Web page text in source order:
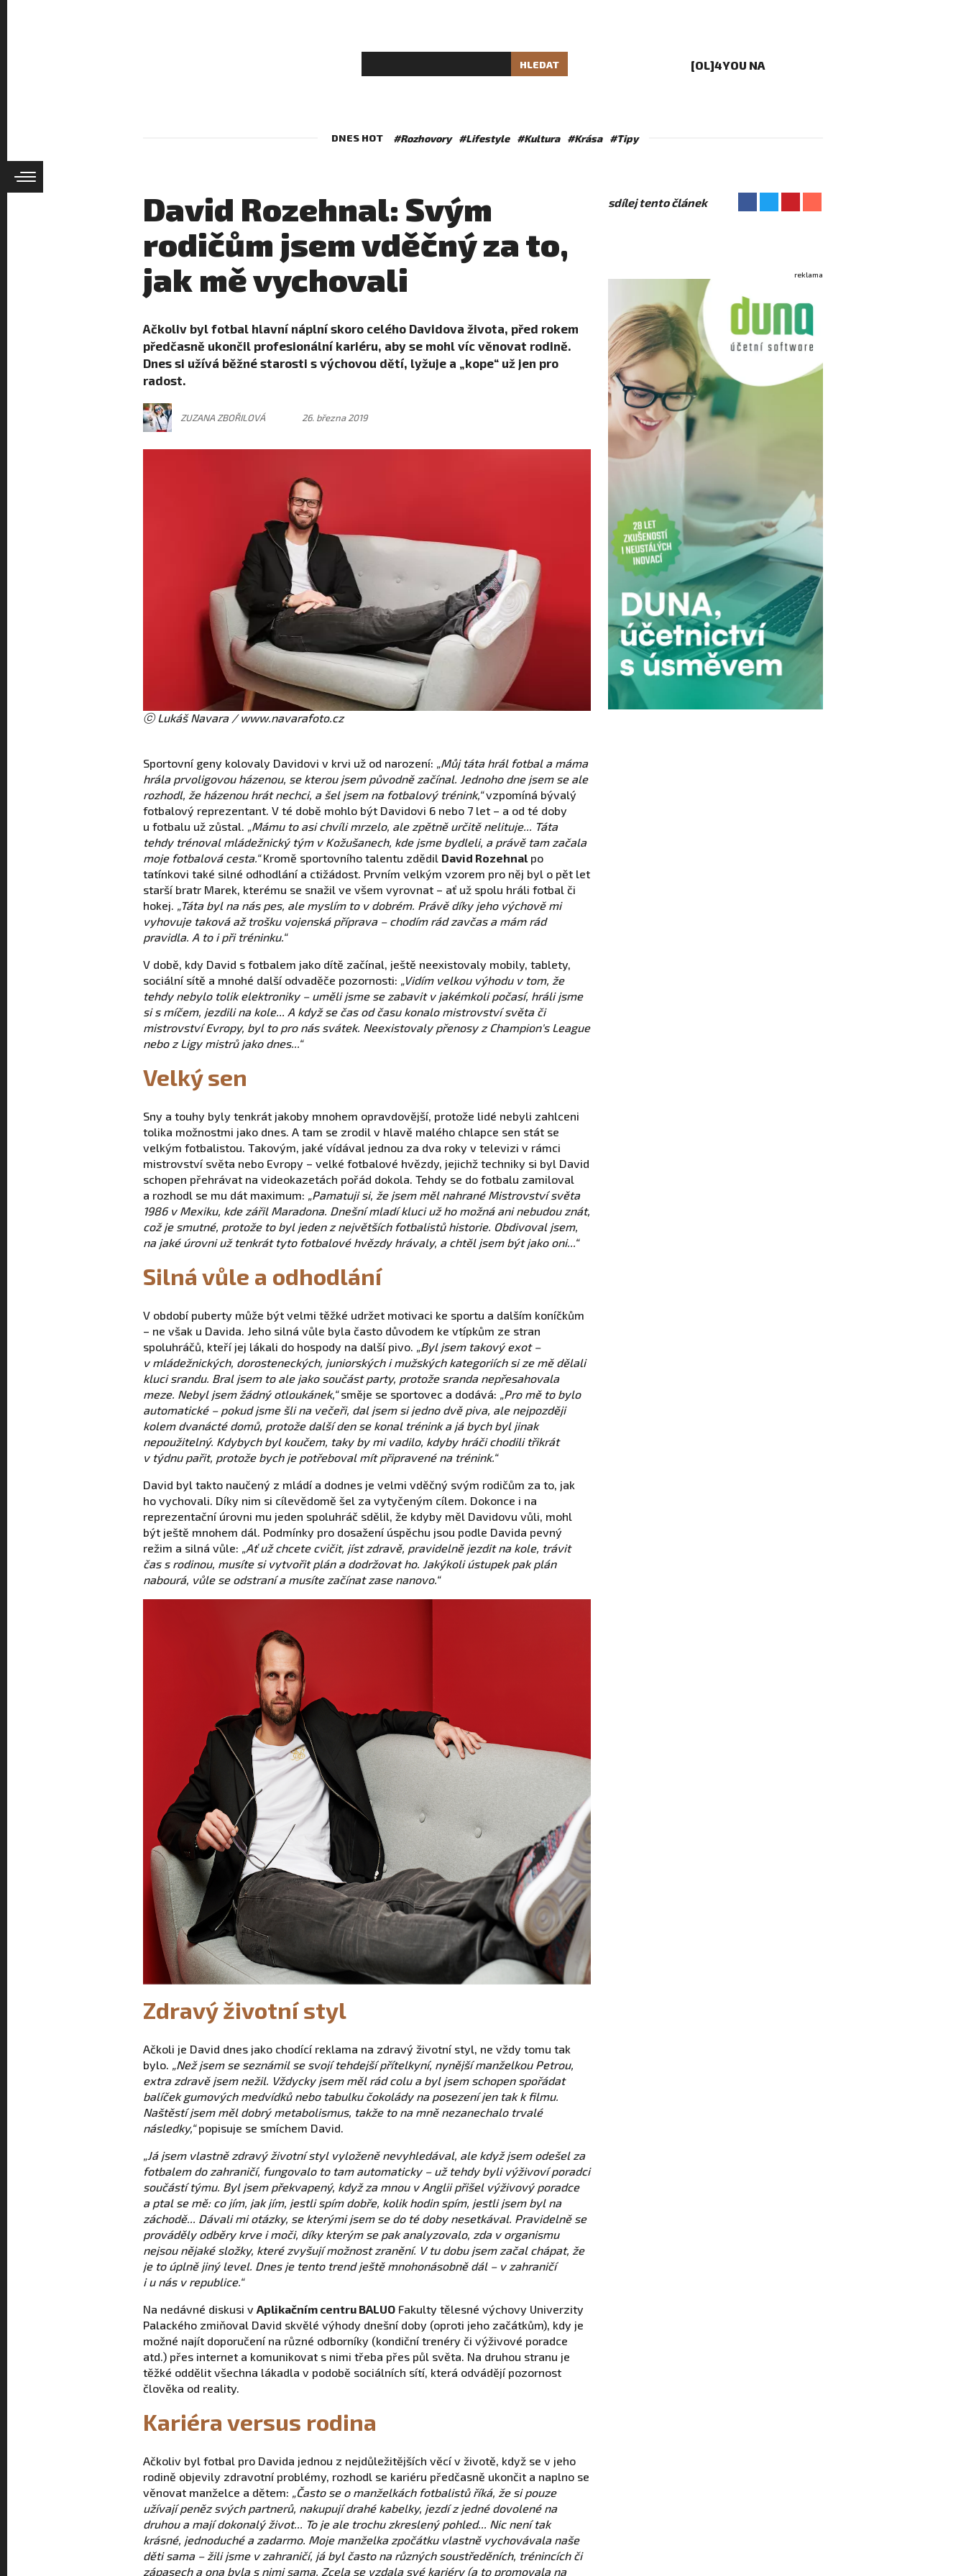
HLEDAT [OL]4YOU NA
DNES HOT #Rozhovory #Lifestyle #Kultura #Krása #Tipy
David Rozehnal: Svým
rodičům jsem vděčný za to,
jak mě vychovali
Ačkoliv byl fotbal hlavní náplní skoro celého Davidova života, před rokem
předčasně ukončil profesionální kariéru, aby se mohl víc věnovat rodině.
Dnes si užívá běžné starosti s výchovou dětí, lyžuje a „kope“ už jen pro
radost.
ZUZANA ZBOŘILOVÁ 26. března 2019
ⓒ Lukáš Navara / www.navarafoto.cz
Sportovní geny kolovaly Davidovi v krvi už od narození: „Můj táta hrál fotbal a máma
hrála prvoligovou házenou, se kterou jsem původně začínal. Jednoho dne jsem se ale
rozhodl, že házenou hrát nechci, a šel jsem na fotbalový trénink,“vzpomíná bývalý
fotbalový reprezentant. V té době mohlo být Davidovi 6 nebo 7 let – a od té doby
u fotbalu už zůstal. „Mámu to asi chvíli mrzelo, ale zpětně určitě nelituje... Táta
tehdy trénoval mládežnický tým v Kožušanech, kde jsme bydleli, a právě tam začala
moje fotbalová cesta.“Kromě sportovního talentu zdědil David Rozehnal po
tatínkovi také silné odhodlání a ctižádost. Prvním velkým vzorem pro něj byl o pět let
starší bratr Marek, kterému se snažil ve všem vyrovnat – ať už spolu hráli fotbal či
hokej. „Táta byl na nás pes, ale myslím to v dobrém. Právě díky jeho výchově mi
vyhovuje taková až trošku vojenská příprava – chodím rád zavčas a mám rád
pravidla. A to i při tréninku.“
V době, kdy David s fotbalem jako dítě začínal, ještě neexistovaly mobily, tablety,
sociální sítě a mnohé další odvaděče pozornosti: „Vidím velkou výhodu v tom, že
tehdy nebylo tolik elektroniky – uměli jsme se zabavit v jakémkoli počasí, hráli jsme
si s míčem, jezdili na kole... A když se čas od času konalo mistrovství světa či
mistrovství Evropy, byl to pro nás svátek. Neexistovaly přenosy z Champion's League
nebo z Ligy mistrů jako dnes...“
Velký sen
Sny a touhy byly tenkrát jakoby mnohem opravdovější, protože lidé nebyli zahlceni
tolika možnostmi jako dnes. A tam se zrodil v hlavě malého chlapce sen stát se
velkým fotbalistou. Takovým, jaké vídával jednou za dva roky v televizi v rámci
mistrovství světa nebo Evropy – velké fotbalové hvězdy, jejichž techniky si byl David
schopen přehrávat na videokazetách pořád dokola. Tehdy se do fotbalu zamiloval
a rozhodl se mu dát maximum: „Pamatuji si, že jsem měl nahrané Mistrovství světa
1986 v Mexiku, kde zářil Maradona. Dnešní mladí kluci už ho možná ani nebudou znát,
což je smutné, protože to byl jeden z největších fotbalistů historie. Obdivoval jsem,
na jaké úrovni už tenkrát tyto fotbalové hvězdy hrávaly, a chtěl jsem být jako oni...“
Silná vůle a odhodlání
V období puberty může být velmi těžké udržet motivaci ke sportu a dalším koníčkům
– ne však u Davida. Jeho silná vůle byla často důvodem ke vtípkům ze stran
spoluhráčů, kteří jej lákali do hospody na další pivo. „Byl jsem takový exot –
v mládežnických, dorosteneckých, juniorských i mužských kategoriích si ze mě dělali
kluci srandu. Bral jsem to ale jako součást party, protože sranda nepřesahovala
meze. Nebyl jsem žádný otloukánek,“směje se sportovec a dodává: „Pro mě to bylo
automatické – pokud jsme šli na večeři, dal jsem si jedno dvě piva, ale nejpozději
kolem dvanácté domů, protože další den se konal trénink a já bych byl jinak
nepoužitelný. Kdybych byl koučem, taky by mi vadilo, kdyby hráči chodili třikrát
v týdnu pařit, protože bych je potřeboval mít připravené na trénink.“
David byl takto naučený z mládí a dodnes je velmi vděčný svým rodičům za to, jak
ho vychovali. Díky nim si cílevědomě šel za vytyčeným cílem. Dokonce i na
reprezentační úrovni mu jeden spoluhráč sdělil, že kdyby měl Davidovu vůli, mohl
být ještě mnohem dál. Podmínky pro dosažení úspěchu jsou podle Davida pevný
režim a silná vůle: „Ať už chcete cvičit, jíst zdravě, pravidelně jezdit na kole, trávit
čas s rodinou, musíte si vytvořit plán a dodržovat ho. Jakýkoli ústupek pak plán
nabourá, vůle se odstraní a musíte začínat zase nanovo.“
Zdravý životní styl
Ačkoli je David dnes jako chodící reklama na zdravý životní styl, ne vždy tomu tak
bylo. „Než jsem se seznámil se svojí tehdejší přítelkyní, nynější manželkou Petrou,
extra zdravě jsem nežil. Vždycky jsem měl rád colu a byl jsem schopen spořádat
balíček gumových medvídků nebo tabulku čokolády na posezení jen tak k filmu.
Naštěstí jsem měl dobrý metabolismus, takže to na mně nezanechalo trvalé
následky,“popisuje se smíchem David.
„Já jsem vlastně zdravý životní styl vyloženě nevyhledával, ale když jsem odešel za
fotbalem do zahraničí, fungovalo to tam automaticky – už tehdy byli výživoví poradci
součástí týmu. Byl jsem překvapený, když za mnou v Anglii přišel výživový poradce
a ptal se mě: co jím, jak jím, jestli spím dobře, kolik hodin spím, jestli jsem byl na
záchodě... Dávali mi otázky, se kterými jsem se do té doby nesetkával. Pravidelně se
prováděly odběry krve i moči, díky kterým se pak analyzovalo, zda v organismu
nejsou nějaké složky, které zvyšují možnost zranění. V tu dobu jsem začal chápat, že
je to úplně jiný level. Dnes je tento trend ještě mnohonásobně dál – v zahraničí
i u nás v republice.“
Na nedávné diskusi v Aplikačním centru BALUO Fakulty tělesné výchovy Univerzity
Palackého zmiňoval David skvělé výhody dnešní doby (oproti jeho začátkům), kdy je
možné najít doporučení na různé odborníky (kondiční trenéry či výživové poradce
atd.) přes internet a komunikovat s nimi třeba přes půl světa. Na druhou stranu je
těžké oddělit všechna lákadla v podobě sociálních sítí, která odvádějí pozornost
člověka od reality.
Kariéra versus rodina
Ačkoliv byl fotbal pro Davida jednou z nejdůležitějších věcí v životě, když se v jeho
rodině objevily zdravotní problémy, rozhodl se kariéru předčasně ukončit a naplno se
věnovat manželce a dětem: „Často se o manželkách fotbalistů říká, že si pouze
užívají peněz svých partnerů, nakupují drahé kabelky, jezdí z jedné dovolené na
druhou a mají dokonalý život... To je ale trochu zkreslený pohled... Nic není tak
krásné, jednoduché a zadarmo. Moje manželka zpočátku vlastně vychovávala naše
děti sama – žili jsme v zahraničí, já byl často na různých soustředěních, trénincích či
zápasech a ona byla s nimi sama. Zcela se vzdala své kariéry (a to promovala na
sdílej tento článek
reklama